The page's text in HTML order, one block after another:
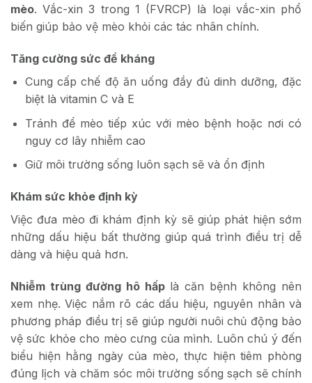
mèo. Vắc-xin 3 trong 1 (FVRCP) là loại vắc-xin phổ
biến giúp bảo vệ mèo khỏi các tác nhân chính.
Tăng cường sức đề kháng
Cung cấp chế độ ăn uống đầy đủ dinh dưỡng, đặc
biệt là vitamin C và E
Tránh để mèo tiếp xúc với mèo bệnh hoặc nơi có
nguy cơ lây nhiễm cao
Giữ môi trường sống luôn sạch sẽ và ổn định
Khám sức khỏe định kỳ
Việc đưa mèo đi khám định kỳ sẽ giúp phát hiện sớm
những dấu hiệu bất thường giúp quá trình điều trị dễ
dàng và hiệu quả hơn.
Nhiễm trùng đường hô hấplà căn bệnh không nên
xem nhẹ. Việc nắm rõ các dấu hiệu, nguyên nhân và
phương pháp điều trị sẽ giúp người nuôi chủ động bảo
vệ sức khỏe cho mèo cưng của mình. Luôn chú ý đến
biểu hiện hằng ngày của mèo, thực hiện tiêm phòng
đúng lịch và chăm sóc môi trường sống sạch sẽ chính